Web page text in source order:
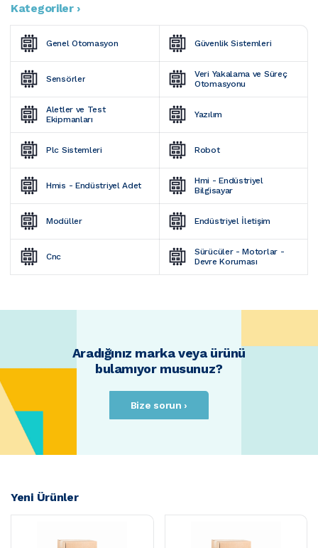
Kategoriler ›
Genel Otomasyon Güvenlik Sistemleri
Sensörler
Veri Yakalama ve Süreç
Otomasyonu
Aletler ve Test
Ekipmanları
Yazılım
Plc Sistemleri Robot
Hmis - Endüstriyel Adet
Hmi - Endüstriyel
Bilgisayar
Modüller Endüstriyel İletişim
Cnc
Sürücüler - Motorlar -
Devre Koruması
Aradığınız marka veya ürünü
bulamıyor musunuz?
Bize sorun ›
Yeni Ürünler